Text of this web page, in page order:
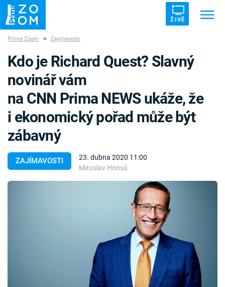
ŽIVĚ
ZÁHADY VETŘELCI DÁVNOVĚKU
Témata
Témata
Pořady
Prima Zoom ■ Zajímavosti
ZAJÍMAVOSTI
23. dubna 2020 11:00
Miroslav Honsů
Kdo je Richard Quest? Slavný
novinář vám
na CNN Prima NEWS ukáže, že
i ekonomický pořad může být
zábavný